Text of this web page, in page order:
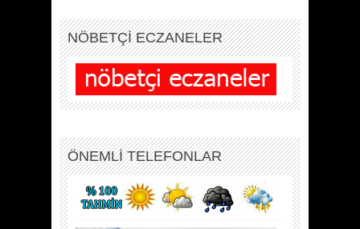
NÖBETÇİ ECZANELER
ÖNEMLİ TELEFONLAR